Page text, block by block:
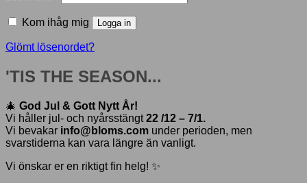
Kom ihåg mig Logga in
Glömt lösenordet?
'TIS THE SEASON...
🎄 God Jul & Gott Nytt År!
Vi håller jul- och nyårsstängt22 /12 – 7/1.
Vi bevakar info@bloms.com under perioden, men
svarstiderna kan vara längre än vanligt.
Vi önskar er en riktigt fin helg! ✨